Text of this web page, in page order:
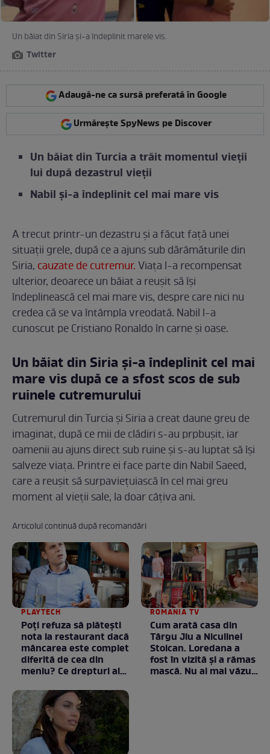
Un băiat din Siria și-a îndeplinit marele vis.
Twitter
Adaugă-ne ca sursă preferată în Google
Urmărește SpyNews pe Discover
Un băiat din Turcia a trăit momentul vieții
lui după dezastrul vieții
Nabil și-a îndeplinit cel mai mare vis
A trecut printr-un dezastru și a făcut față unei
situații grele, după ce a ajuns sub dărâmăturile din
Siria, cauzate de cutremur.Viața l-a recompensat
ulterior, deoarece un băiat a reușit să își
îndeplinească cel mai mare vis, despre care nici nu
credea că se va întâmpla vreodată. Nabil l-a
cunoscut pe Cristiano Ronaldo în carne și oase.
Un băiat din Siria și-a îndeplinit cel mai
mare vis după ce a sfost scos de sub
ruinele cutremurului
Cutremurul din Turcia și Siria a creat daune greu de
imaginat, după ce mii de clădiri s-au prpbușit, iar
oamenii au ajuns direct sub ruine și s-au luptat să își
salveze viața. Printre ei face parte din Nabil Saeed,
care a reușit să surpaviețuiască în cel mai greu
moment al vieții sale, la doar câțiva ani.
Articolul continuă după recomandări
PLAYTECH
Poți refuza să plătești
nota la restaurant dacă
mâncarea este complet
diferită de cea din
meniu? Ce drepturi ai
ROMANIA TV
Cum arată casa din
Târgu Jiu a Niculinei
Stoican. Loredana a
fost în vizită și a rămas
mască. Nu ai mai văzut